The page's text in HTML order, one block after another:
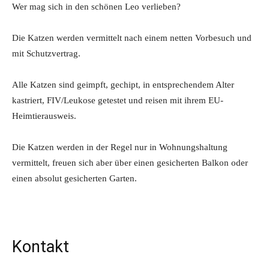
Wer mag sich in den schönen Leo verlieben?
Die Katzen werden vermittelt nach einem netten Vorbesuch und
mit Schutzvertrag.
Alle Katzen sind geimpft, gechipt, in entsprechendem Alter
kastriert, FIV/Leukose getestet und reisen mit ihrem EU-
Heimtierausweis.
Die Katzen werden in der Regel nur in Wohnungshaltung
vermittelt, freuen sich aber über einen gesicherten Balkon oder
einen absolut gesicherten Garten.
Kontakt